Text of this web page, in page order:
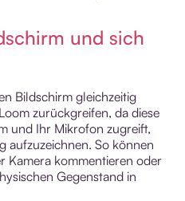
und sich
Bildschirm gleichzeitig
zurückgreifen, da diese
und Ihr Mikrofon zugreift,
aufzuzeichnen. So können
Kamera kommentieren oder
Gegenstand in